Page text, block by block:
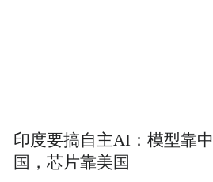
印度要搞自主AI：模型靠中
国，芯片靠美国